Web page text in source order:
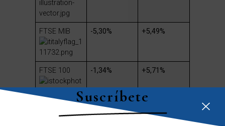
FTSE MIB -5,30% +5,49%
FTSE 100 -1,34% +5,71%
Suscríbete